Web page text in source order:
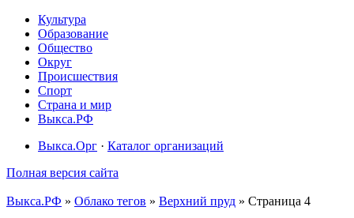
Культура
Образование
Общество
Округ
Происшествия
Спорт
Страна и мир
Выкса.РФ
Выкса.Орг · Каталог организаций
Полная версия сайта
Выкса.РФ » Облако тегов » Верхний пруд » Страница 4